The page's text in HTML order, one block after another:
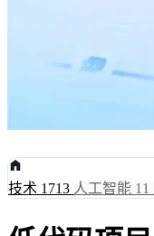
技术 1713 人工智能 11